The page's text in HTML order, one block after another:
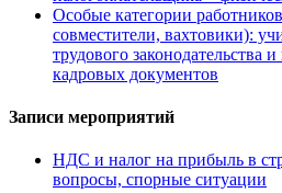
Особые категории
совместители, вахтовики):
трудового законодательства
кадровых документов
Записи мероприятий
НДС и налог на прибыль в
вопросы, спорные ситуации